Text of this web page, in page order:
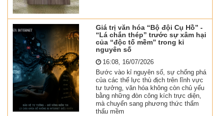
Giá trị văn hóa “Bộ đội Cụ Hồ” -
“Lá chắn thép” trước sự xâm hại
của “độc tố mềm” trong kỉ
nguyên số
16:08, 16/07/2026
Bước vào kỉ nguyên số, sự chống phá
của các thế lực thù địch trên lĩnh vực
tư tưởng, văn hóa không còn chủ yếu
bằng những đòn công kích trực diện,
mà chuyển sang phương thức thẩm
thấu mềm